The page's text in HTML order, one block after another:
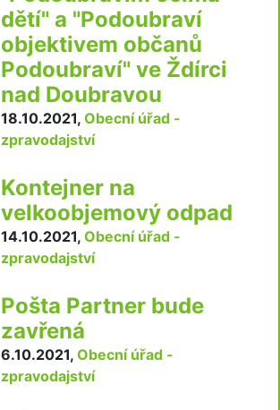
dětí" a "Podoubraví
objektivem občanů
Podoubraví" ve Ždírci
nad Doubravou
18.10.2021, Obecní úřad -
zpravodajství
Kontejner na
velkoobjemový odpad
14.10.2021, Obecní úřad -
zpravodajství
Pošta Partner bude
zavřená
6.10.2021, Obecní úřad -
zpravodajství